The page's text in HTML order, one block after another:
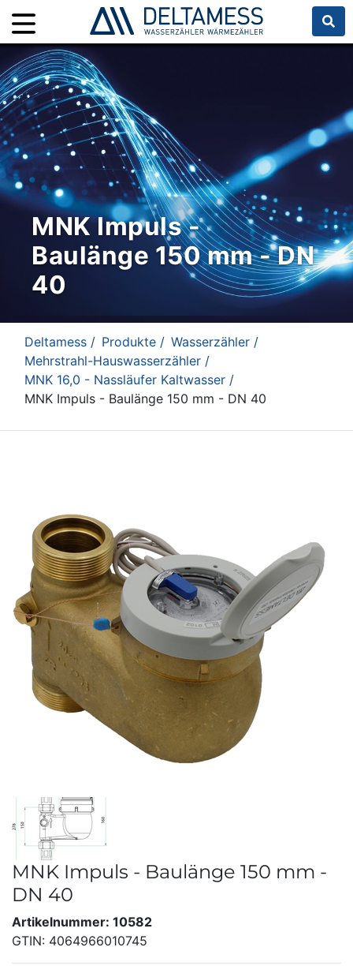
MNK Impuls -
Baulänge 150 mm - DN
40
Deltamess / Produkte / Wasserzähler /
Mehrstrahl-Hauswasserzähler /
MNK 16,0 - Nassläufer Kaltwasser /
MNK Impuls - Baulänge 150 mm - DN 40
MNK Impuls - Baulänge 150 mm -
DN 40
Artikelnummer: 10582
GTIN: 4064966010745